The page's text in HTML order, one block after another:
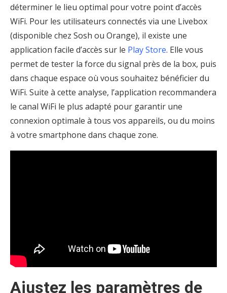
déterminer le lieu optimal pour votre point d’accès
WiFi. Pour les utilisateurs connectés via une Livebox
(disponible chez Sosh ou Orange), il existe une
application facile d’accès sur le Play Store. Elle vous
permet de tester la force du signal près de la box, puis
dans chaque espace où vous souhaitez bénéficier du
WiFi. Suite à cette analyse, l’application recommandera
le canal WiFi le plus adapté pour garantir une
connexion optimale à tous vos appareils, ou du moins
à votre smartphone dans chaque zone.
Ajustez les paramètres de